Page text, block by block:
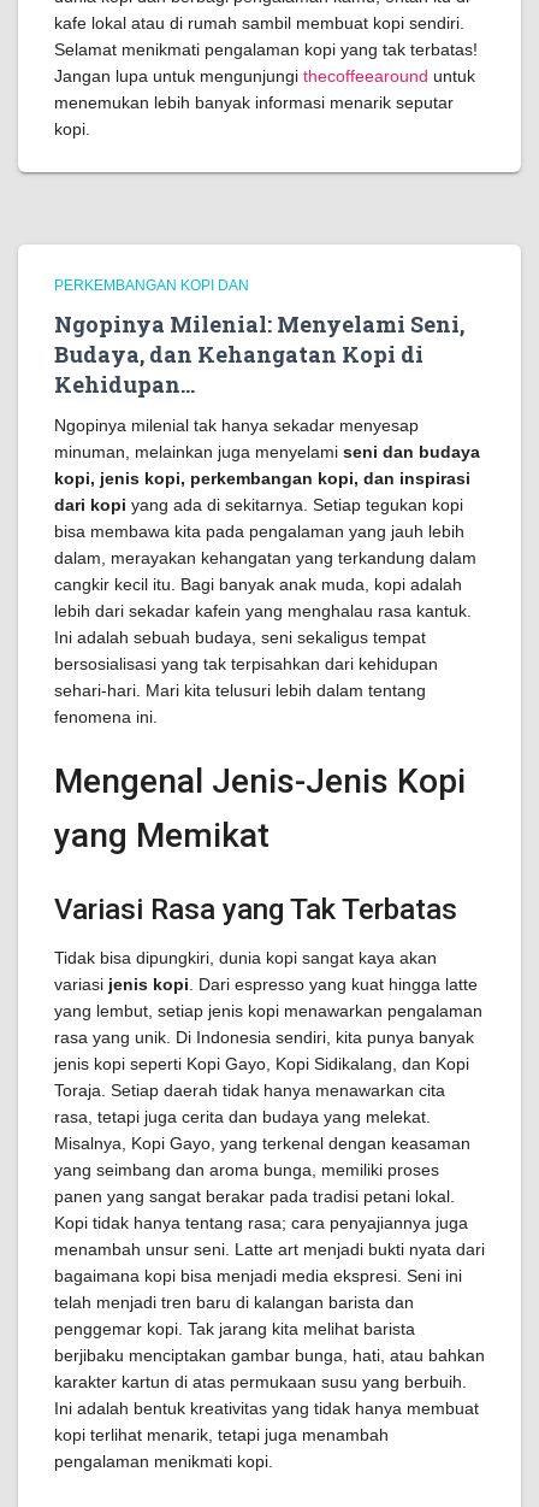
kafe lokal atau di rumah sambil membuat kopi sendiri.
Selamat menikmati pengalaman kopi yang tak terbatas!
Jangan lupa untuk mengunjungi thecoffeearound untuk
menemukan lebih banyak informasi menarik seputar
kopi.
PERKEMBANGAN KOPI DAN
Ngopinya Milenial: Menyelami Seni,
Budaya, dan Kehangatan Kopi di
Kehidupan…
Ngopinya milenial tak hanya sekadar menyesap
minuman, melainkan juga menyelami seni dan budaya
kopi, jenis kopi, perkembangan kopi, dan inspirasi
dari kopi yang ada di sekitarnya. Setiap tegukan kopi
bisa membawa kita pada pengalaman yang jauh lebih
dalam, merayakan kehangatan yang terkandung dalam
cangkir kecil itu. Bagi banyak anak muda, kopi adalah
lebih dari sekadar kafein yang menghalau rasa kantuk.
Ini adalah sebuah budaya, seni sekaligus tempat
bersosialisasi yang tak terpisahkan dari kehidupan
sehari-hari. Mari kita telusuri lebih dalam tentang
fenomena ini.
Mengenal Jenis-Jenis Kopi
yang Memikat
Variasi Rasa yang Tak Terbatas
Tidak bisa dipungkiri, dunia kopi sangat kaya akan
variasi jenis kopi . Dari espresso yang kuat hingga latte
yang lembut, setiap jenis kopi menawarkan pengalaman
rasa yang unik. Di Indonesia sendiri, kita punya banyak
jenis kopi seperti Kopi Gayo, Kopi Sidikalang, dan Kopi
Toraja. Setiap daerah tidak hanya menawarkan cita
rasa, tetapi juga cerita dan budaya yang melekat.
Misalnya, Kopi Gayo, yang terkenal dengan keasaman
yang seimbang dan aroma bunga, memiliki proses
panen yang sangat berakar pada tradisi petani lokal.
Kopi tidak hanya tentang rasa; cara penyajiannya juga
menambah unsur seni. Latte art menjadi bukti nyata dari
bagaimana kopi bisa menjadi media ekspresi. Seni ini
telah menjadi tren baru di kalangan barista dan
penggemar kopi. Tak jarang kita melihat barista
berjibaku menciptakan gambar bunga, hati, atau bahkan
karakter kartun di atas permukaan susu yang berbuih.
Ini adalah bentuk kreativitas yang tidak hanya membuat
kopi terlihat menarik, tetapi juga menambah
pengalaman menikmati kopi.